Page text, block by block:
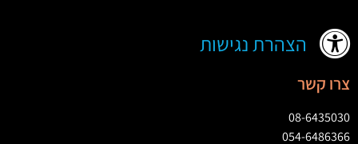
הצהרת נגישות
צרו קשר
08-6435030
054-6486366